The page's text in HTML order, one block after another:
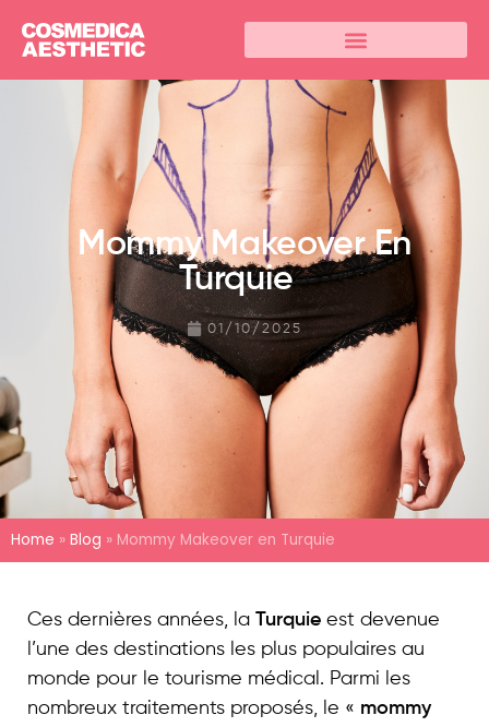
Mommy Makeover En
Turquie
01/10/2025
Home » Blog » Mommy Makeover en Turquie
Ces dernières années, la Turquie est devenue
l’une des destinations les plus populaires au
monde pour le tourisme médical. Parmi les
nombreux traitements proposés, le « mommy